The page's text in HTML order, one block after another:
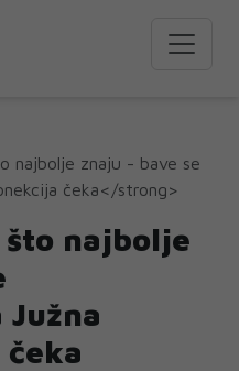
najbolje znaju - bave se
čeka</strong>
najbolje